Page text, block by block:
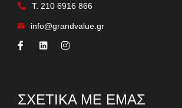
Τ. 210 6916 866
info@grandvalue.gr
ΣΧΕΤΙΚΑ ΜΕ ΕΜΑΣ